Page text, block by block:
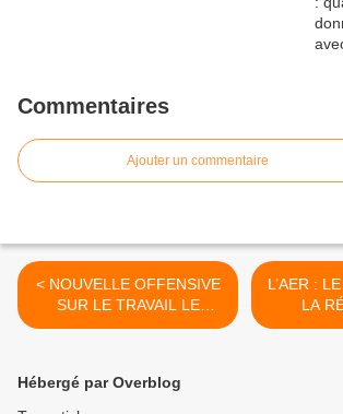
Commentaires
Ajouter un commentaire
< NOUVELLE OFFENSIVE
SUR LE TRAVAIL LE
DIMANCHE - 090409
L’AER :
LA
Hébergé par Overblog